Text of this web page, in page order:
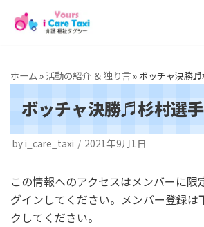
テ
ツ
ス
ッ
プ
ホーム»活動の紹介 ＆ 独り言» ボッチャ決勝♬
ボッチャ決勝♬杉村選
byi_care_taxi 2021年9月1日
この情報へのアクセスはメンバーに限
グインしてください。メンバー登録は
クしてください。